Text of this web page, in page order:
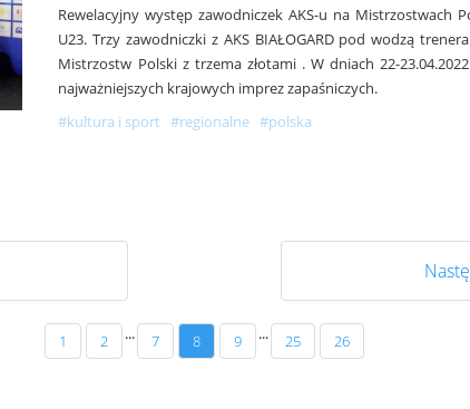
Rewelacyjny występ zawodniczek AKS-u na Mistrzostwach
U23. Trzy zawodniczki z AKS BIAŁOGARD pod wodzą
Mistrzostw Polski z trzema złotami . W dniach 22-
najważniejszych krajowych imprez zapaśniczych.
#kultura i sport #regionalne #polska
1 2 ... 7 8 9 ... 25 26